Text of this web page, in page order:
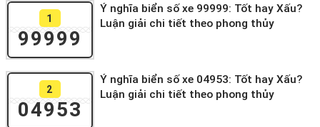
1
99999
Ý nghĩa biển số xe 99999: Tốt hay Xấu?
Luận giải chi tiết theo phong thủy
2
04953
Ý nghĩa biển số xe 04953: Tốt hay Xấu?
Luận giải chi tiết theo phong thủy